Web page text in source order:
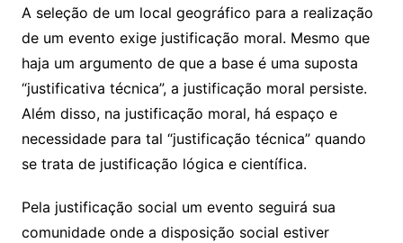
A seleção de um local geográfico para a realização
de um evento exige justificação moral. Mesmo que
haja um argumento de que a base é uma suposta
“justificativa técnica”, a justificação moral persiste.
Além disso, na justificação moral, há espaço e
necessidade para tal “justificação técnica” quando
se trata de justificação lógica e científica.
Pela justificação social um evento seguirá sua
comunidade onde a disposição social estiver